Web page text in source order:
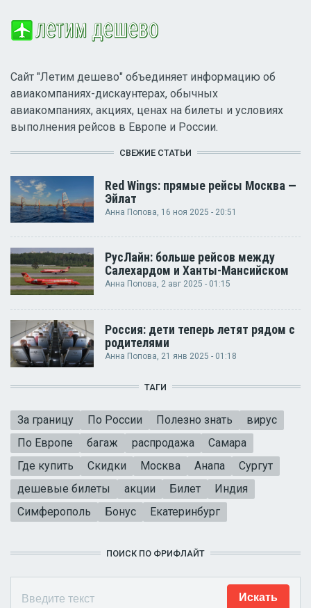
Сайт "Летим дешево" объединяет информацию об
авиакомпаниях-дискаунтерах, обычных
авиакомпаниях, акциях, ценах на билеты и условиях
выполнения рейсов в Европе и России.
СВЕЖИЕ СТАТЬИ
Red Wings: прямые рейсы Москва —
Эйлат
Анна Попова, 16 ноя 2025 - 20:51
РусЛайн: больше рейсов между
Салехардом и Ханты-Мансийском
Анна Попова, 2 авг 2025 - 01:15
Россия: дети теперь летят рядом с
родителями
Анна Попова, 21 янв 2025 - 01:18
ТАГИ
За границу По России Полезно знать
вирус
По Европе
багаж распродажа
Самара
Где купить
Скидки Москва Анапа
Сургут
дешевые билеты
акции Билет
Индия
Симферополь
Бонус Екатеринбург
ПОИСК ПО ФРИФЛАЙТ